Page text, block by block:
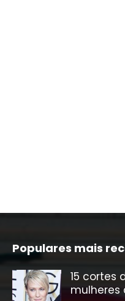
Populares mais
15 cortes
mulheres